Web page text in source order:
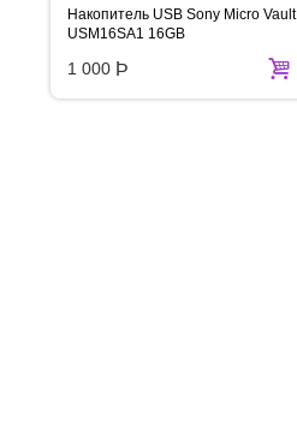
Накопитель USB Sony Micro Vault
USM16SA1 16GB
1 000 Þ